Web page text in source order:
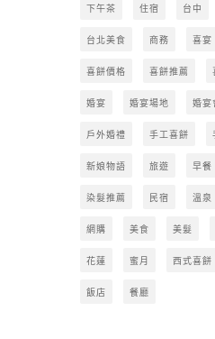
下午茶 住宿 台中
台北美食 商務 喜宴
喜餅價格 喜餅推薦
婚宴 婚宴場地 婚宴
戶外婚禮 手工喜餅
新娘物語 旅遊 早餐
染髮推薦 民宿 溫泉
網購 美食 美髮
花蓮 蜜月 西式喜餅
飯店 餐廳